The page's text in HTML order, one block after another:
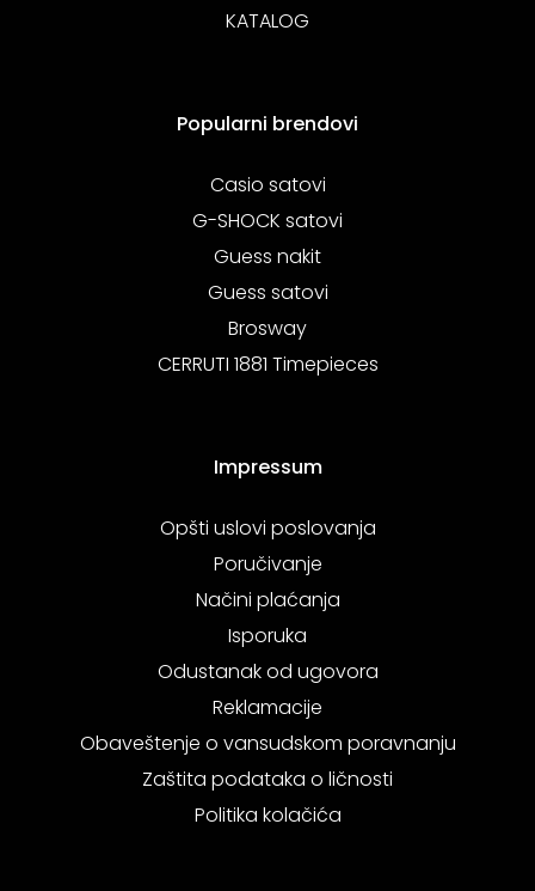
KATALOG
Popularni brendovi
Casio satovi
G-SHOCK satovi
Guess nakit
Guess satovi
Brosway
CERRUTI 1881 Timepieces
Impressum
Opšti uslovi poslovanja
Poručivanje
Načini plaćanja
Isporuka
Odustanak od ugovora
Reklamacije
Obaveštenje o vansudskom poravnanju
Zaštita podataka o ličnosti
Politika kolačića